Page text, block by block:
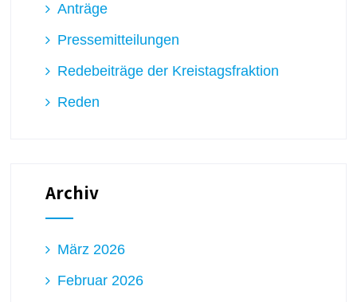
Anträge
Pressemitteilungen
Redebeiträge der Kreistagsfraktion
Reden
Archiv
März 2026
Februar 2026